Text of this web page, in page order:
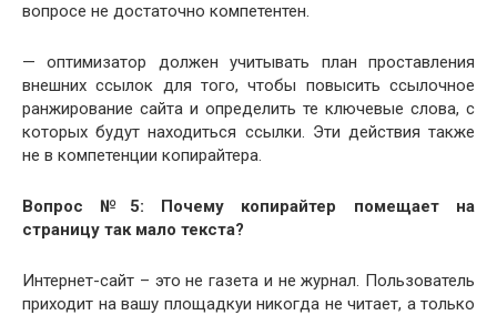
вопросе не достаточно компетентен.
— оптимизатор должен учитывать план проставления
внешних ссылок для того, чтобы повысить ссылочное
ранжирование сайта и определить те ключевые слова, с
которых будут находиться ссылки. Эти действия также
не в компетенции копирайтера.
Вопрос №5: Почему копирайтер помещает на
страницу так мало текста?
Интернет-сайт – это не газета и не журнал. Пользователь
приходит на вашу площадкуи никогда не читает, а только